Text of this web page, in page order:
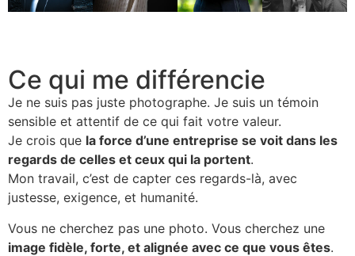
Ce qui me différencie
Je ne suis pas juste photographe. Je suis un témoin
sensible et attentif de ce qui fait votre valeur.
Je crois que la force d’une entreprise se voit dans les
regards de celles et ceux qui la portent.
Mon travail, c’est de capter ces regards-là, avec
justesse, exigence, et humanité.
Vous ne cherchez pas une photo. Vous cherchez une
image fidèle, forte, et alignée avec ce que vous êtes.